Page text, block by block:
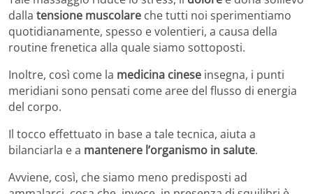
dalla tensione muscolare che tutti noi sperimentiamo
quotidianamente, spesso e volentieri, a causa della
routine frenetica alla quale siamo sottoposti.
Inoltre, così come la medicina cinese insegna, i punti
meridiani sono pensati come aree del flusso di energia
del corpo.
Il tocco effettuato in base a tale tecnica, aiuta a
bilanciarla e a mantenere l’organismo in salute.
Avviene, così, che siamo meno predisposti ad